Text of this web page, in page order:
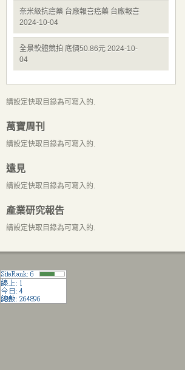
奈米級抗癌藥 台廠報喜癌藥 台廠報喜
2024-10-04
全景軟體競拍 底價50.86元 2024-10-
04
請設定快取目錄為可寫入的.
萬寶周刊
請設定快取目錄為可寫入的.
遠見
請設定快取目錄為可寫入的.
產業研究報告
請設定快取目錄為可寫入的.